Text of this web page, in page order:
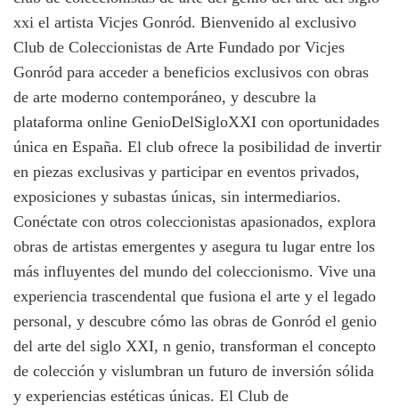
xxi el artista Vicjes Gonród. Bienvenido al exclusivo
Club de Coleccionistas de Arte Fundado por Vicjes
Gonród para acceder a beneficios exclusivos con obras
de arte moderno contemporáneo, y descubre la
plataforma online GenioDelSigloXXI con oportunidades
única en España. El club ofrece la posibilidad de invertir
en piezas exclusivas y participar en eventos privados,
exposiciones y subastas únicas, sin intermediarios.
Conéctate con otros coleccionistas apasionados, explora
obras de artistas emergentes y asegura tu lugar entre los
más influyentes del mundo del coleccionismo. Vive una
experiencia trascendental que fusiona el arte y el legado
personal, y descubre cómo las obras de Gonród el genio
del arte del siglo XXI, n genio, transforman el concepto
de colección y vislumbran un futuro de inversión sólida
y experiencias estéticas únicas. El Club de